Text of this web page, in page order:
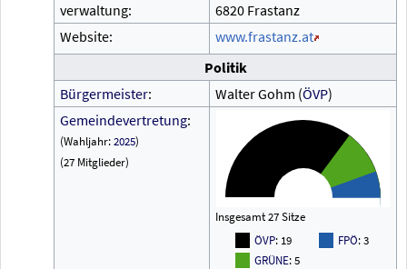
verwaltung:
6820 Frastanz
Website:
www.frastanz.at
Politik
Bürgermeister: Walter Gohm (ÖVP)
Gemeindevertretung:
(Wahljahr:2025)
(27 Mitglieder)
Insgesamt 27 Sitze
ÖVP: 19
GRÜNE: 5
FPÖ: 3